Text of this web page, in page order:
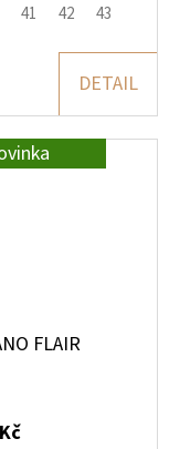
41 42 43
DETAIL
FLAIR